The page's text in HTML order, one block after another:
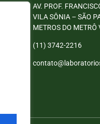
AV. PROF.
VILA SÔNIA – SÃO
METROS DO METRÔ
(11) 3742-2216